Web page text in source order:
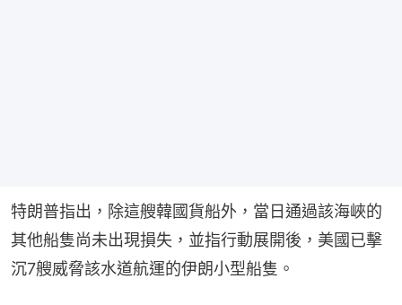
特朗普指出，除這艘韓國貨船外，當日通過該海峽的
其他船隻尚未出現損失，並指行動展開後，美國已擊
沉7艘威脅該水道航運的伊朗小型船隻。